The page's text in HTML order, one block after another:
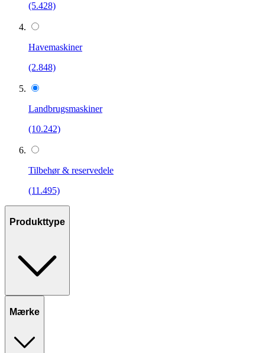
(5.428)
Havemaskiner
(2.848)
Landbrugsmaskiner
(10.242)
Tilbehør & reservedele
(11.495)
Produkttype
Mærke